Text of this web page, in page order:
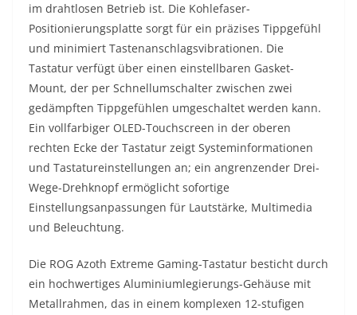
im drahtlosen Betrieb ist. Die Kohlefaser-
Positionierungsplatte sorgt für ein präzises Tippgefühl
und minimiert Tastenanschlagsvibrationen. Die
Tastatur verfügt über einen einstellbaren Gasket-
Mount, der per Schnellumschalter zwischen zwei
gedämpften Tippgefühlen umgeschaltet werden kann.
Ein vollfarbiger OLED-Touchscreen in der oberen
rechten Ecke der Tastatur zeigt Systeminformationen
und Tastatureinstellungen an; ein angrenzender Drei-
Wege-Drehknopf ermöglicht sofortige
Einstellungsanpassungen für Lautstärke, Multimedia
und Beleuchtung.
Die ROG Azoth Extreme Gaming-Tastatur besticht durch
ein hochwertiges Aluminiumlegierungs-Gehäuse mit
Metallrahmen, das in einem komplexen 12-stufigen